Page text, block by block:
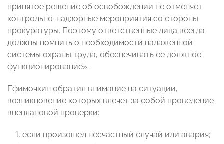
принятое решение об освобождении не отменяет
контрольно-надзорные мероприятия со стороны
прокуратуры. Поэтому ответственные лица всегда
должны помнить о необходимости налаженной
системы охраны труда, обеспечивать ее должное
функционирование».
Ефимочкин обратил внимание на ситуации,
возникновение которых влечет за собой проведение
внеплановой проверки:
если произошел несчастный случай или авария;